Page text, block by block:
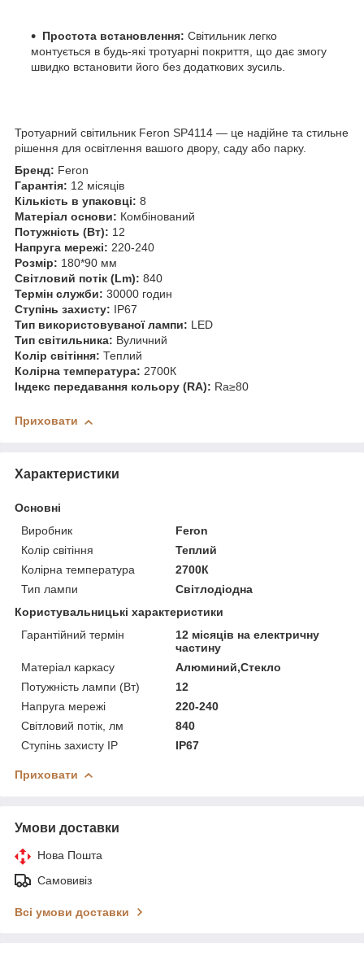
Простота встановлення: Світильник легко
монтується в будь-які тротуарні покриття, що дає змогу
швидко встановити його без додаткових зусиль.
Тротуарний світильник Feron SP4114 — це надійне та стильне
рішення для освітлення вашого двору, саду або парку.
Бренд: Feron
Гарантія: 12 місяців
Кількість в упаковці: 8
Матеріал основи: Комбінований
Потужність (Вт): 12
Напруга мережі: 220-240
Розмір: 180*90 мм
Світловий потік (Lm): 840
Термін служби: 30000 годин
Ступінь захисту: IP67
Тип використовуваної лампи: LED
Тип світильника: Вуличний
Колір світіння: Теплий
Колірна температура: 2700К
Індекс передавання кольору (RA): Ra≥80
Приховати
Характеристики
Основні
Виробник
Feron
Колір світіння
Теплий
Колірна температура
2700К
Тип лампи
Світлодіодна
Користувальницькі характеристики
Гарантійний термін
12 місяців на електричну
частину
Матеріал каркасу
Алюминий,Стекло
Потужність лампи (Вт)
12
Напруга мережі
220-240
Світловий потік, лм
840
Ступінь захисту IP
IP67
Приховати
Умови доставки
Нова Пошта
Самовивіз
Всі умови доставки